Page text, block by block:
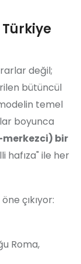
Türkiye
değil;
bütüncül
temel
boyunca
merkezci) bir
hafıza" ile her
çıkıyor:
Roma,